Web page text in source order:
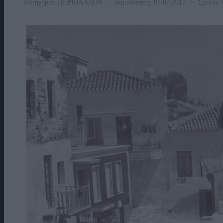
Κατηγορία: ΠΕΡΙΒΑΛΛΟΝ Δημοσίευση: 01/07/2017 Σχόλια: